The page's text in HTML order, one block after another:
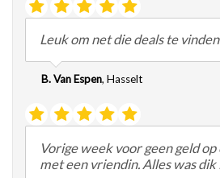
Leuk om net die deals te
B. Van Espen, Hasselt
Vorige week voor geen geld
met een vriendin. Alles was